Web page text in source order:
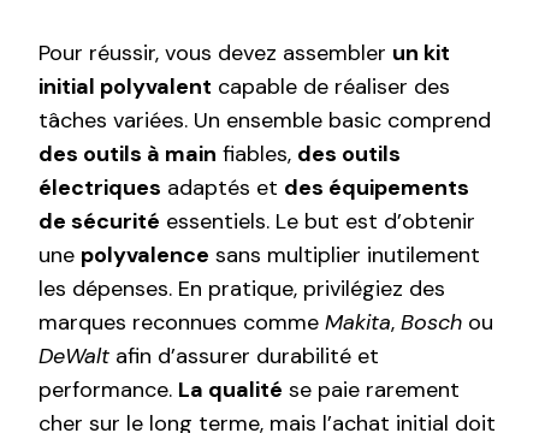
Pour réussir, vous devez assembler un kit
initial polyvalent capable de réaliser des
tâches variées. Un ensemble basic comprend
des outils à main fiables, des outils
électriques adaptés et des équipements
de sécurité essentiels. Le but est d’obtenir
une polyvalence sans multiplier inutilement
les dépenses. En pratique, privilégiez des
marques reconnues comme Makita, Bosch ou
DeWalt afin d’assurer durabilité et
performance. La qualité se paie rarement
cher sur le long terme, mais l’achat initial doit